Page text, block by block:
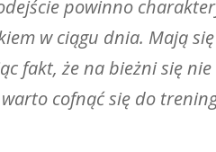
powinno
w ciągu dnia. Mają
fakt, że na bieżni się
cofnąć się do